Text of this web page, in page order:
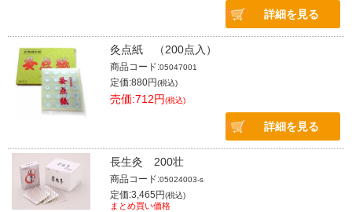
詳細を見る
灸点紙 （200点入）
商品コード:05047001
定価:880円(税込)
売価:712円(税込)
詳細を見る
長生灸 200壮
商品コード:05024003-s
定価:3,465円(税込)
まとめ買い価格